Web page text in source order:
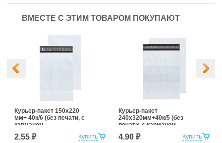
ВМЕСТЕ С ЭТИМ ТОВАРОМ ПОКУПАЮТ
Купить
Курьер-пакет 150х220
мм+ 40к/6 (без печати, с
карманом
сопроводительной
документации)
2.55 ₽ Купить
Курьер-пакет
240х320мм+40к/5 (без
печати, с карманом
сопроводительной
документации)
4.90 ₽